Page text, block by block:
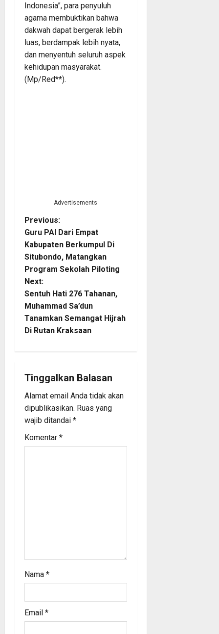
Indonesia”, para penyuluh
agama membuktikan bahwa
dakwah dapat bergerak lebih
luas, berdampak lebih nyata,
dan menyentuh seluruh aspek
kehidupan masyarakat.
(Mp/Red**).
Advertisements
P
o
s
t
n
a
g
a
i
Previous:
Guru PAI Dari Empat
Kabupaten Berkumpul Di
Situbondo, Matangkan
Program Sekolah Piloting
Next:
Sentuh Hati 276 Tahanan,
Muhammad Sa’dun
Tanamkan Semangat Hijrah
Di Rutan Kraksaan
Tinggalkan Balasan
Alamat email Anda tidak akan
dipublikasikan. Ruas yang
wajib ditandai *
Komentar *
Nama *
Email *